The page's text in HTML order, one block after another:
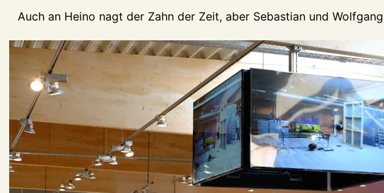
Auch an Heino nagt der Zahn der Zeit, aber Sebastian und